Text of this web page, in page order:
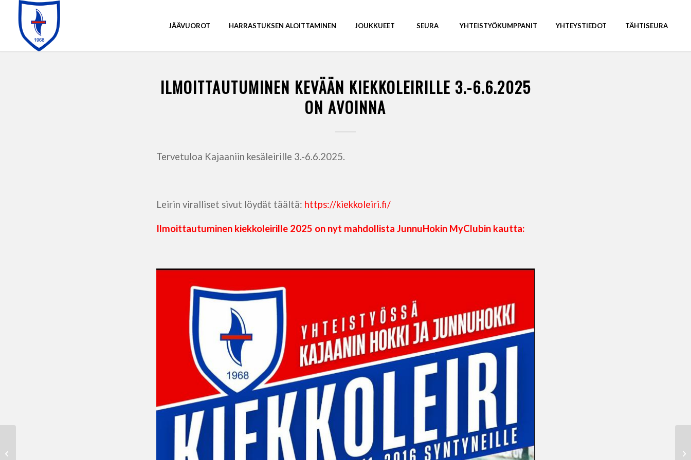
JÄÄVUOROT HARRASTUKSEN ALOITTAMINEN JOUKKUEET SEURA YHTEISTYÖKUMPPANIT YHTEYSTIEDOT TÄHTISEURA
ILMOITTAUTUMINEN KEVÄÄN KIEKKOLEIRILLE 3.-6.6.2025
ON AVOINNA
Tervetuloa Kajaaniin kesäleirille 3.-6.6.2025.
Leirin viralliset sivut löydät täältä: https://kiekkoleiri.fi/
Ilmoittautuminen kiekkoleirille 2025 on nyt mahdollista JunnuHokin MyClubin kautta: